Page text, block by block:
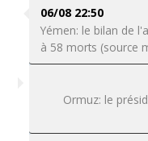
06/08 22:50
Yémen: le bilan de
à 58 morts (source
Ormuz: le